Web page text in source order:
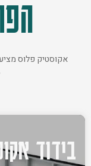
אקוסטיק פלוס
בידוד